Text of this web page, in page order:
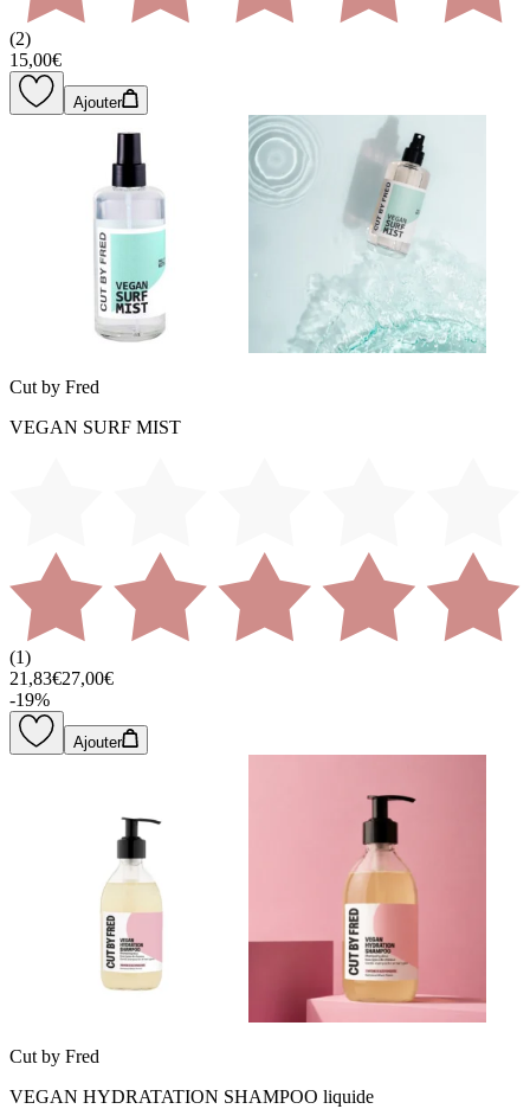
(2)
15,00€
Ajouter
Cut by Fred
VEGAN SURF MIST
(1)
21,83€27,00€
-19%
Ajouter
Cut by Fred
VEGAN HYDRATATION SHAMPOO liquide